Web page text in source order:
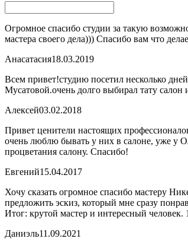
Огромное спасибо студии за такую
мастера своего дела))) Спасибо вам что
Анасатасия18.03.2019
Всем привет!студию посетил несколько
Мусатовой.очень долго выбирал тату салон
Алексей03.02.2018
Привет ценители настоящих
очень люблю бывать у них в салоне, уже у
процветания салону. Спасибо!
Евгений15.04.2017
Хочу сказать огромное спасибо мастеру
предложить эскиз, который мне сразу
Итог: крутой мастер и интересный человек.
Даниэль11.09.2021